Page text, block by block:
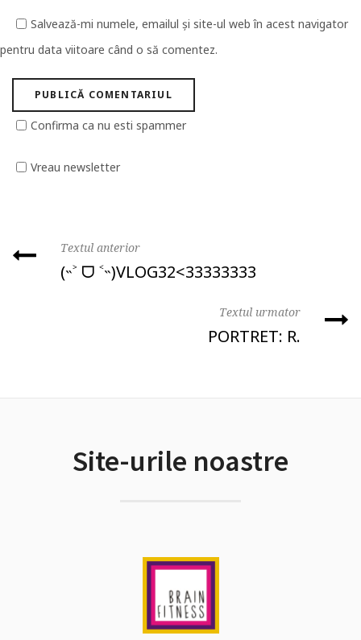
Salvează-mi numele, emailul și site-ul web în acest navigator
pentru data viitoare când o să comentez.
Confirma ca nu esti spammer
Vreau newsletter
Textul anterior
(˵˃ ᗜ ˂˵)VLOG32<33333333
Textul urmator
PORTRET: R.
Site-urile noastre